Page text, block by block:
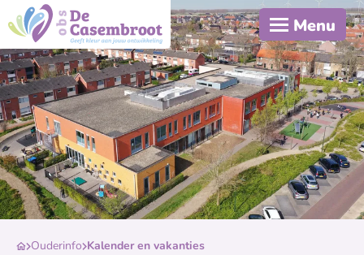
Menu
Ouderinfo Kalender en vakanties